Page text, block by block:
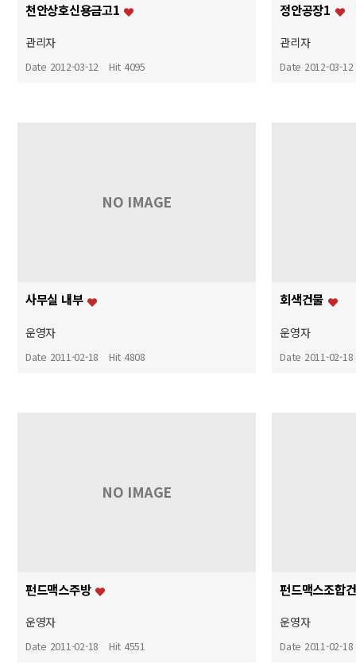
천안상호신용금고1
관리자
Date 2012-03-12 Hit 4095
정안공장1
관리자
Date 2012-03-12
NO IMAGE
사무실 내부
운영자
Date 2011-02-18 Hit 4808
회색건물
운영자
Date 2011-02-18
NO IMAGE
펀드맥스주방
운영자
Date 2011-02-18 Hit 4551
펀드맥스조합
운영자
Date 2011-02-18